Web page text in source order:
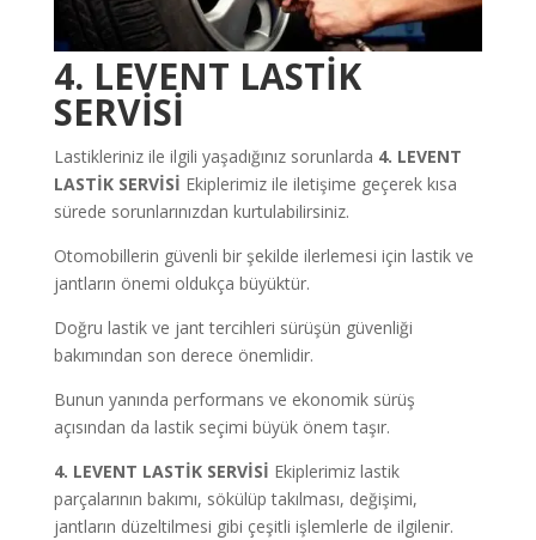
4. LEVENT LASTİK
SERVİSİ
Lastikleriniz ile ilgili yaşadığınız sorunlarda 4. LEVENT
LASTİK SERVİSİ Ekiplerimiz ile iletişime geçerek kısa
sürede sorunlarınızdan kurtulabilirsiniz.
Otomobillerin güvenli bir şekilde ilerlemesi için lastik ve
jantların önemi oldukça büyüktür.
Doğru lastik ve jant tercihleri sürüşün güvenliği
bakımından son derece önemlidir.
Bunun yanında performans ve ekonomik sürüş
açısından da lastik seçimi büyük önem taşır.
4. LEVENT LASTİK SERVİSİ Ekiplerimiz lastik
parçalarının bakımı, sökülüp takılması, değişimi,
jantların düzeltilmesi gibi çeşitli işlemlerle de ilgilenir.